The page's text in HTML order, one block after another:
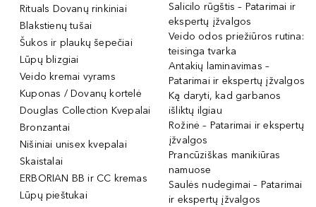
Rituals Dovanų rinkiniai
Blakstienų tušai
Šukos ir plaukų šepečiai
Lūpų blizgiai
Veido kremai vyrams
Kuponas / Dovanų kortelė
Douglas Collection Kvepalai
Bronzantai
Nišiniai unisex kvepalai
Skaistalai
ERBORIAN BB ir CC kremas
Lūpų pieštukai
Salicilo rūgštis – Patarimai ir
ekspertų įžvalgos
Veido odos priežiūros rutina:
teisinga tvarka
Antakių laminavimas –
Patarimai ir ekspertų įžvalgos
Ką daryti, kad garbanos
išliktų ilgiau
Rožinė – Patarimai ir ekspertų
įžvalgos
Prancūziškas manikiūras
namuose
Saulės nudegimai – Patarimai
ir ekspertų įžvalgos